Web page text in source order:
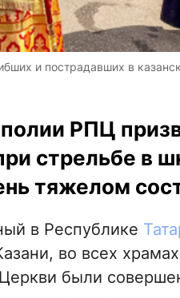
и пострадавших в
РПЦ
стрельбе в
тяжелом
в Республике
во всех храмах
были